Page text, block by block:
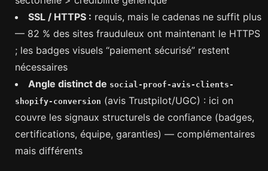
SSL / HTTPS : requis, mais le cadenas ne suffit plus
— 82 % des sites frauduleux ont maintenant le HTTPS
; les badges visuels “paiement sécurisé” restent
nécessaires
Angle distinct de social-proof-avis-clients-
shopify-conversion (avis Trustpilot/UGC) : ici on
couvre les signaux structurels de confiance (badges,
certifications, équipe, garanties) — complémentaires
mais différents